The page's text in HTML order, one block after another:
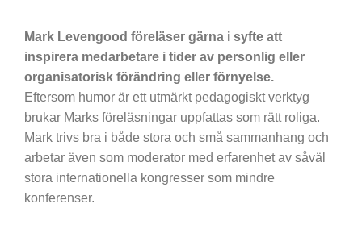
Mark Levengood föreläser gärna i syfte att
inspirera medarbetare i tider av personlig eller
organisatorisk förändring eller förnyelse.
Eftersom humor är ett utmärkt pedagogiskt verktyg
brukar Marks föreläsningar uppfattas som rätt roliga.
Mark trivs bra i både stora och små sammanhang och
arbetar även som moderator med erfarenhet av såväl
stora internationella kongresser som mindre
konferenser.